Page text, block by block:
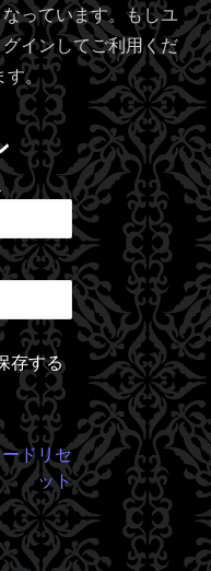
っています。もしユ
インしてご利用くだ
す。
存する
ドリセ
ット